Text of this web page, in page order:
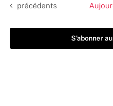
Évènements
précédents
S’abonner